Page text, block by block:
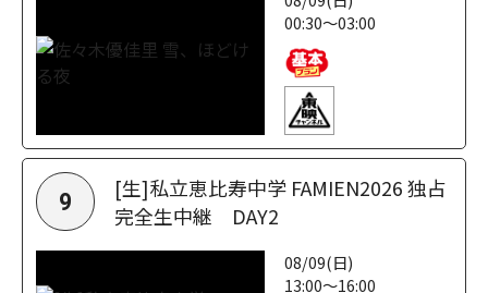
00:30～03:00
9
[生]私立恵比寿中学 FAMIEN2026 独占
完全生中継 DAY2
08/09(日)
13:00～16:00